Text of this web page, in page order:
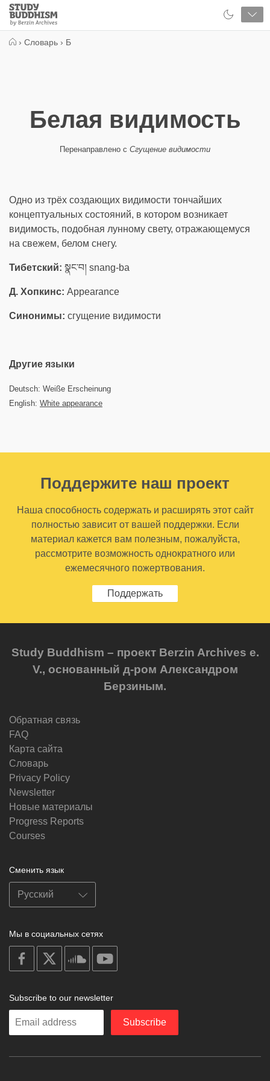
Close
Study
Buddhism
› Словарь › Б
Белая видимость
Перенаправлено с Сгущение видимости
Одно из трёх создающих видимости тончайших
концептуальных состояний, в котором возникает
видимость, подобная лунному свету, отражающемуся
на свежем, белом снегу.
Тибетский: སྣང་བ། snang-ba
Д. Хопкинс: Appearance
Синонимы: сгущение видимости
Другие языки
Deutsch: Weiße Erscheinung
English: White appearance
Поддержите наш проект
Наша способность содержать и расширять этот сайт
полностью зависит от вашей поддержки. Если
материал кажется вам полезным, пожалуйста,
рассмотрите возможность однократного или
ежемесячного пожертвования.
Поддержать
Study Buddhism – проект Berzin Archives e.
V., основанный д-ром Александром
Берзиным.
Обратная связь
FAQ
Карта сайта
Словарь
Privacy Policy
Newsletter
Новые материалы
Progress Reports
Courses
Сменить язык
Мы в социальных сетях
on
facebook
soundcloud
Subscribe to our newsletter
Enter
Subscribe